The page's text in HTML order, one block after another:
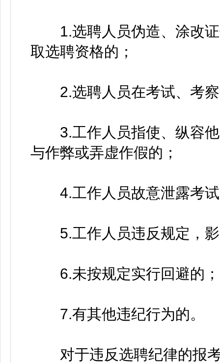
1.选聘人员伪造、涂改证
取选聘资格的；
2.选聘人员在考试、考察
3.工作人员指使、纵容他
与作弊或弄虚作假的；
4.工作人员故意泄露考试
5.工作人员违反规定，影
6.未按规定实行回避的；
7.有其他违纪行为的。
对于违反选聘纪律的报考